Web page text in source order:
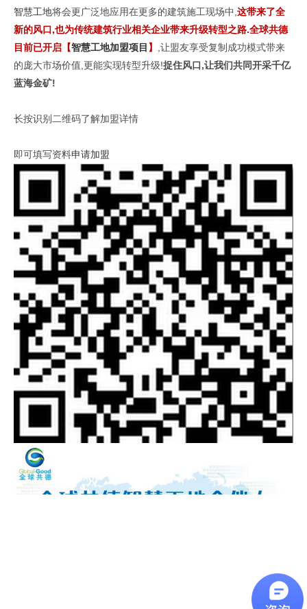
智慧工地将会更广泛地应用在更多的建筑施工现场中, 这带来了全
新的风口,也为传统建筑行业相关企业带来升级转型之路.全球共德
目前已开启【智慧工地加盟项目 】
,让盟友享受复制成功模式带来
的庞大市场价值,更能实现转型升级!捉住风口,让我们共同开采千亿
蓝海金矿!
长按识别二维码了解加盟详情
即可填写资料申请加盟